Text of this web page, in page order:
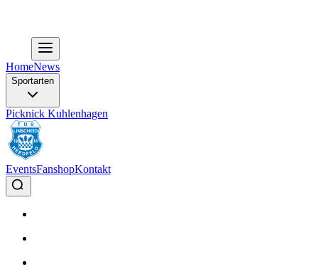
HomeNews
Sportarten
Picknick Kuhlenhagen
EventsFanshopKontakt